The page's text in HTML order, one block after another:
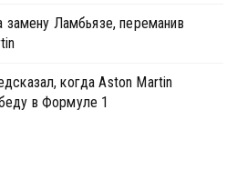
замену Ламбьязе, переманив
когда Aston Martin
в Формуле 1